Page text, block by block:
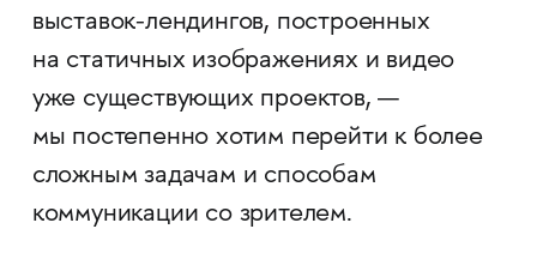
выставок-лендингов, построенных
на статичных изображениях и видео
уже существующих проектов, —
мы постепенно хотим перейти к более
сложным задачам и способам
коммуникации со зрителем.